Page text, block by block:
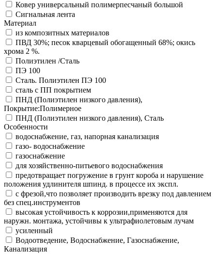
Ковер универсальный полимерпесчаный большой
Сигнальная лента
Материал
из композитных материалов
ПВД 30%; песок кварцевый обогащенный 68%; окись
хрома 2 %.
Полиэтилен /Сталь
ПЭ 100
Сталь. Полиэтилен ПЭ 100
сталь с ПП покрытием
ПНД (Полиэтилен низкого давления),
Покрытие:Полимерное
ПНД (Полиэтилен низкого давления), Сталь
Особенности
водоснабжение, газ, напорная канализация
газо- водоснабжение
газоснабжение
для хозяйственно-питьевого водоснабжения
предотвращает погружение в грунт короба и нарушение
положения удлинителя шпинд. в процессе их экспл.
с фрезой,что позволяет производить врезку под давлением
без спец.инструментов
высокая устойчивость к коррозии,применяются для
наружн. монтажа, устойчивы к ультрафиолетовым лучам
усиленный
Водоотведение, Водоснабжение, Газоснабжение,
Канализация